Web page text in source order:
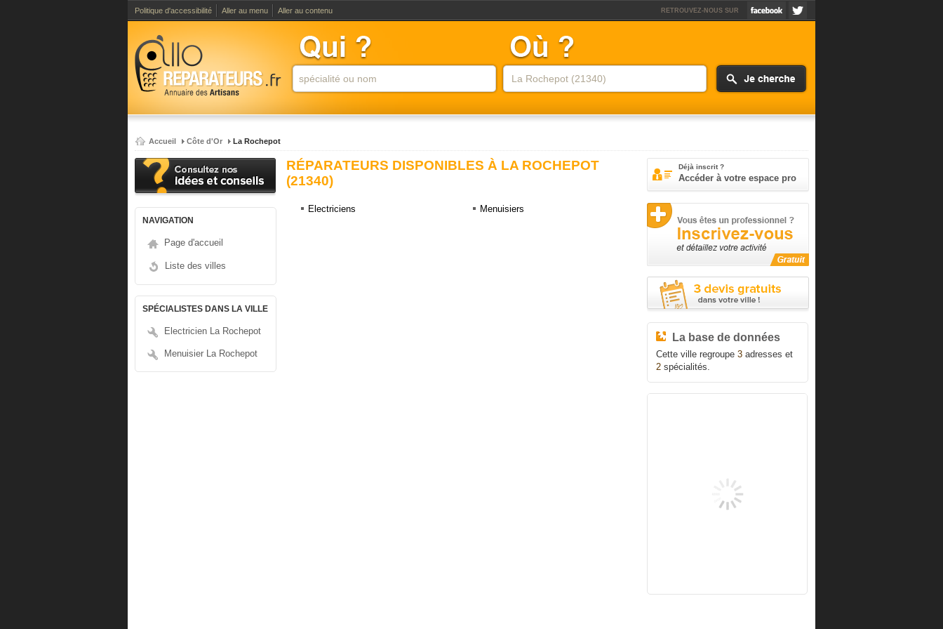
Politique d'accessibilité Aller au menu Aller au contenu RETROUVEZ-NOUS SUR
Accueil Côte d'Or La Rochepot
NAVIGATION
Page d'accueil
Liste des villes
SPÉCIALISTES DANS LA VILLE
Electricien La Rochepot
Menuisier La Rochepot
RÉPARATEURS DISPONIBLES À LA ROCHEPOT
(21340)
Electriciens Menuisiers
Déjà inscrit ?
Accéder à votre espace pro
La base de données
Cette ville regroupe 3adresses et
2spécialités.